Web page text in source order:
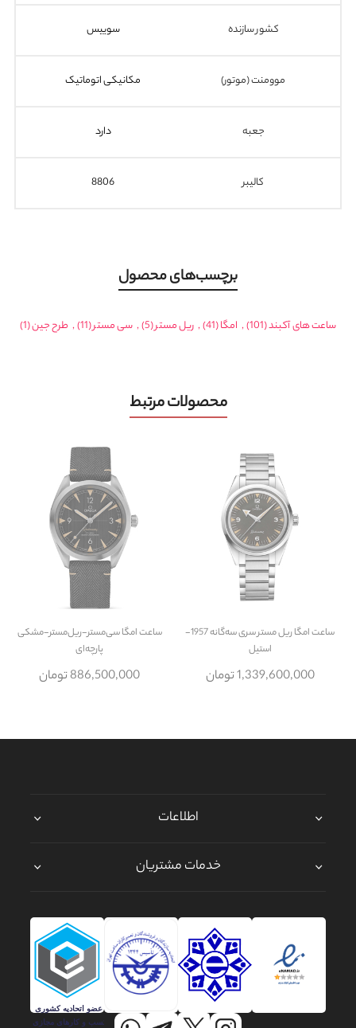
کشور سازنده سوییس
موومنت (موتور) مکانیکی اتوماتیک
جعبه دارد
کالیبر 8806
برچسب‌های محصول
ساعت های آکبند(101)
, امگا(41)
, ریل مستر(5)
, سی مستر(11)
, طرح جین(1)
محصولات مرتبط
ساعت
امگا ریل مستر سری سه‌گانه 1957-
استیل
1,339,600,000 تومان
ساعتامگا سی‌مستر-ریل‌مستر-مشکی
پارچه‌ای
886,500,000 تومان
اطلاعات
خدمات مشتریان